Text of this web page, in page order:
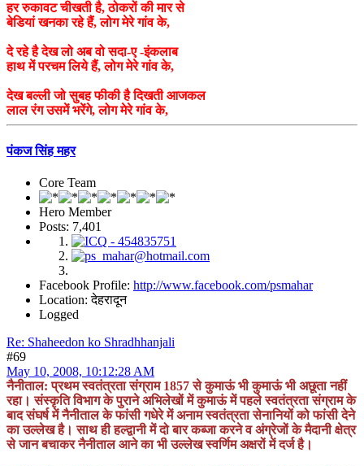
हर रुकावट चीखती है, ठोकरों की मार से
बेडियां खनका रहे हैं, लोग मेरे गांव के,
दे रहे है देख लो अब वो सदा-ए -इंकलाब
हाथ में परचम लिये हैं, लोग मेरे गांव के,
देख बल्ली जो सुबह फीकी है दिखती आजकल
लाल रंग उसमें भरेंगे, लोग मेरे गांव के,
पंकज सिंह महर
Core Team
Hero Member
Posts: 7,401
Facebook Profile: http://www.facebook.com/psmahar
Location: देहरादून
Logged
Re: Shaheedon ko Shradhhanjali
#69
May 10, 2008, 10:12:28 AM
नैनीताल: प्रथम स्वतंत्रता संग्राम 1857 से कुमाऊं भी कुमाऊं भी अछूता नहीं
रहा। संस्कृति विभाग के पुराने अभिलेखों में कुमाऊं में पहले स्वतंत्रता संग्राम के
बाद संघर्ष में नैनीताल के फांसी गधेरे में अनाम स्वतंत्रता सेनानियों को फांसी देने
का उल्लेख है। साथ ही हल्द्वानी में दो बार कब्जा करने व अंग्रेजों के मैदानी क्षेत्र
से जान बचाकर नैनीताल आने का भी उल्लेख स्वर्णिम अक्षरों में दर्ज है।